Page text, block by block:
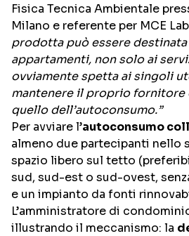
Fisica Tecnica Ambientale
Milano e referente per MCE
prodotta può essere
appartamenti, non solo ai
ovviamente spetta ai singoli
mantenere il proprio fornitore
quello dell’autoconsumo.”
Per avviare l’autoconsumo
almeno due partecipanti nello
spazio libero sul tetto
sud, sud-est o sud-ovest,
e un impianto da fonti
L’amministratore di
illustrando il meccanismo: la